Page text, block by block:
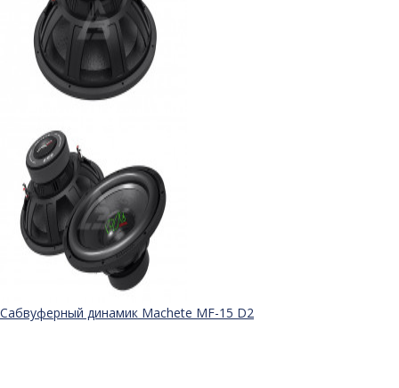
Сабвуферный динамик Machete MF-15 D2